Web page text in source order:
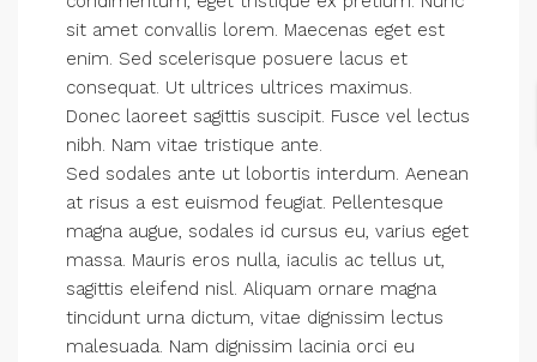
sit amet convallis lorem. Maecenas eget est
enim. Sed scelerisque posuere lacus et
consequat. Ut ultrices ultrices maximus.
Donec laoreet sagittis suscipit. Fusce vel lectus
nibh. Nam vitae tristique ante.
Sed sodales ante ut lobortis interdum. Aenean
at risus a est euismod feugiat. Pellentesque
magna augue, sodales id cursus eu, varius eget
massa. Mauris eros nulla, iaculis ac tellus ut,
sagittis eleifend nisl. Aliquam ornare magna
tincidunt urna dictum, vitae dignissim lectus
malesuada. Nam dignissim lacinia orci eu